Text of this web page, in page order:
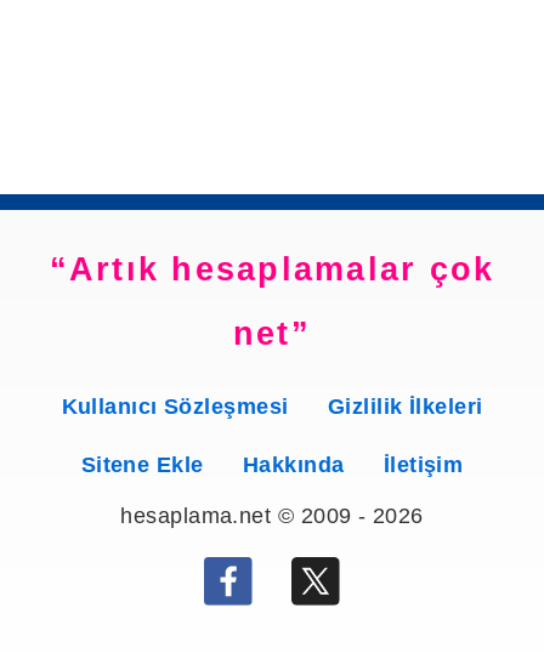
Artık hesaplamalar çok
net
Kullanıcı Sözleşmesi Gizlilik İlkeleri
Sitene Ekle Hakkında İletişim
hesaplama.net © 2009 - 2026